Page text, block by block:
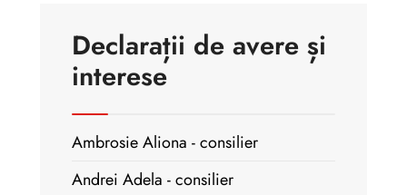
Declarații de avere și
interese
Ambrosie Aliona - consilier
Andrei Adela - consilier